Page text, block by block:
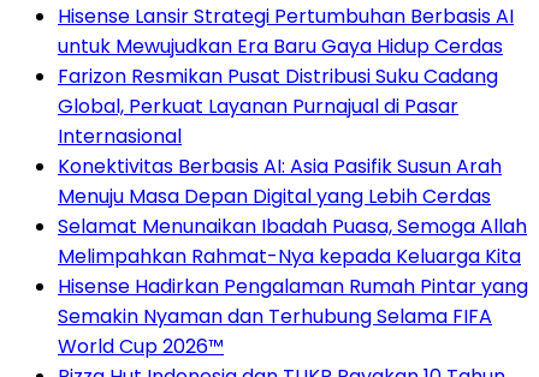
Hisense Lansir Strategi Pertumbuhan Berbasis AI
untuk Mewujudkan Era Baru Gaya Hidup Cerdas
Farizon Resmikan Pusat Distribusi Suku Cadang
Global, Perkuat Layanan Purnajual di Pasar
Internasional
Konektivitas Berbasis AI: Asia Pasifik Susun Arah
Menuju Masa Depan Digital yang Lebih Cerdas
Selamat Menunaikan Ibadah Puasa, Semoga Allah
Melimpahkan Rahmat-Nya kepada Keluarga Kita
Hisense Hadirkan Pengalaman Rumah Pintar yang
Semakin Nyaman dan Terhubung Selama FIFA
World Cup 2026™